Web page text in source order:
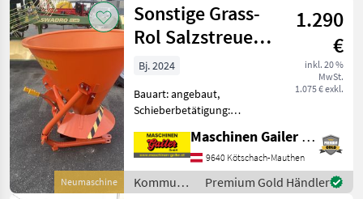
Neumaschine
Sonstige Grass-
Rol Salzstreuer
400 Liter
1.290
€
inkl. 20 %
MwSt.
1.075 € exkl.
Bj. 2024
Bauart: angebaut,
Schieberbetätigung:
Abdeckplane,
Streubegrenzung
Winterdienst-Salzstreuer *
Volumen 400 Liter *
Maschinen Gailer GmbH
9640 Kötschach-Mauthen
KommunalgerätePremium Gold Händler